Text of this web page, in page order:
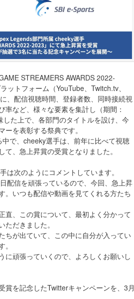
STREAMERS AWARDS 2022-
ットフォーム（YouTube、Twitch.tv、
、配信視聴時間、登録者数、同時接続視
率など、様々な要素を集計し（期間：
た上で、各部門のタイトルを設け、今
を表彰する祭典です。
で、cheeky選手は、前年に比べて視聴
、急上昇賞の受賞となりました。
は次のようにコメントしています。
配信を頑張っているので、今回、急上昇
。いつも配信や動画を見てくれる方たち
直、この賞について、最初よく分かって
だきました。
ちが出ていて、この中に自分が入ってい
に頑張っていくので、よろしくお願いし
を記念したTwitterキャンペーンを、3月